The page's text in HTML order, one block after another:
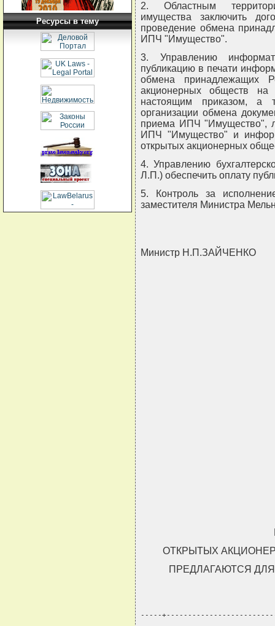
Ресурсы в тему
2. Областным
имущества заключить
проведение обмена
ИПЧ "Имущество".
3. Управлению
публикацию в печати
обмена принадлежащих
акционерных обществ
настоящим приказом, а
организации обмена
приема ИПЧ "Имущество",
ИПЧ "Имущество" и
открытых акционерных
4. Управлению
Л.П.) обеспечить оплату
5. Контроль за
заместителя Министра
Министр Н.П.ЗАЙЧЕНКО
ОТКРЫТЫХ
ПРЕДЛАГАЮТСЯ
-----